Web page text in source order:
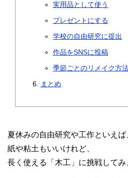
実用品として使う
プレゼントにする
学校の自由研究に提出
作品をSNSに投稿
季節ごとのリメイク方
まとめ
夏休みの自由研究や工作といえば
紙や粘土もいいけれど、
長く使える「木工」に挑戦してみ